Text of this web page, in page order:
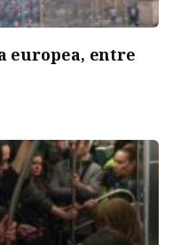
europea, entre